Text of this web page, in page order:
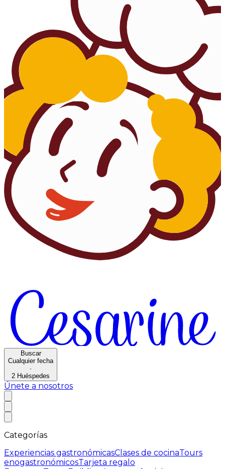
Buscar
Cualquier fecha
·
2 Huéspedes
Únete a nosotros
Categorías
Experiencias gastronómicasClases de cocinaTours
enogastronómicosTarjeta regalo